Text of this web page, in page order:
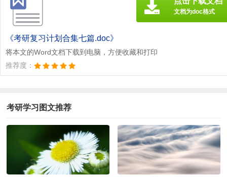
《考研复习计划合集七篇.doc》
将本文的Word文档下载到电脑，方便收藏和打印
推荐度：
文档为doc格式
考研学习图文推荐